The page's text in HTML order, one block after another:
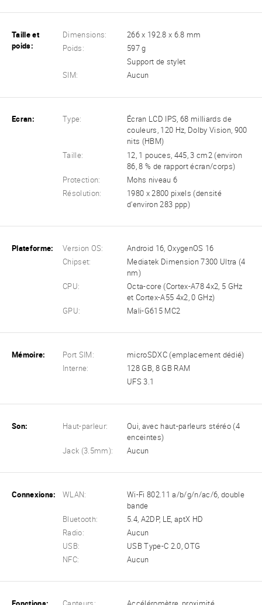
Taille et
poids:
Dimensions:
266 x 192.8 x 6.8 mm
Poids:
597 g
Support de stylet
SIM:
Aucun
Ecran: Type:
Écran LCD IPS, 68 milliards de
couleurs, 120 Hz, Dolby Vision, 900
nits (HBM)
Taille:
12, 1 pouces, 445, 3 cm2 (environ
86, 8 % de rapport écran/corps)
Protection:
Mohs niveau 6
Résolution:
1980 x 2800 pixels (densité
d'environ 283 ppp)
Plateforme: Version OS:
Android 16, OxygenOS 16
Chipset:
Mediatek Dimension 7300 Ultra (4
nm)
CPU:
Octa-core (Cortex-A78 4x2, 5 GHz
et Cortex-A55 4x2, 0 GHz)
GPU:
Mali-G615 MC2
Mémoire: Port SIM:
microSDXC (emplacement dédié)
Interne:
128 GB, 8 GB RAM
UFS 3.1
Son: Haut-parleur:
Oui, avec haut-parleurs stéréo (4
enceintes)
Jack (3.5mm):
Aucun
Connexions: WLAN:
Wi-Fi 802.11 a/b/g/n/ac/6, double
bande
Bluetooth:
5.4, A2DP, LE, aptX HD
Radio:
Aucun
USB:
USB Type-C 2.0, OTG
NFC:
Aucun